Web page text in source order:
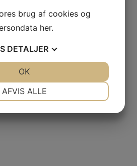
brug af cookies og
her.
DETALJER
AFVIS ALLE
OK